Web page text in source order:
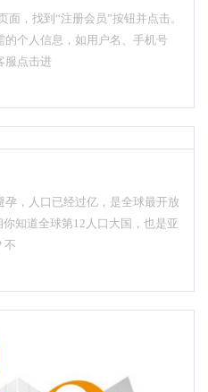
，找到“注册会员”按钮并点击。
个人信息，如用户名、手机号
服点击进
孕，人口已经过亿，是全球最开放
知道全球第12人口大国，也是亚
不